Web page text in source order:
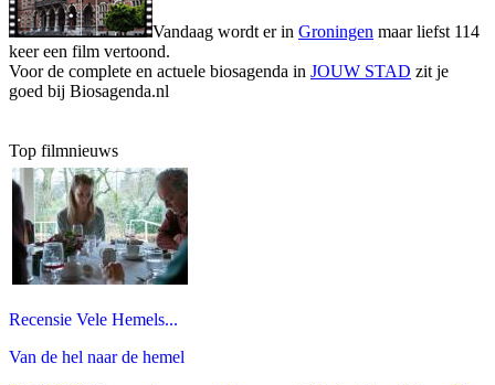
Vandaag wordt er in Groningen maar liefst 114
keer een film vertoond.
Voor de complete en actuele biosagenda in JOUW STAD zit je
goed bij Biosagenda.nl
Top filmnieuws
Recensie Vele Hemels...
Van de hel naar de hemel